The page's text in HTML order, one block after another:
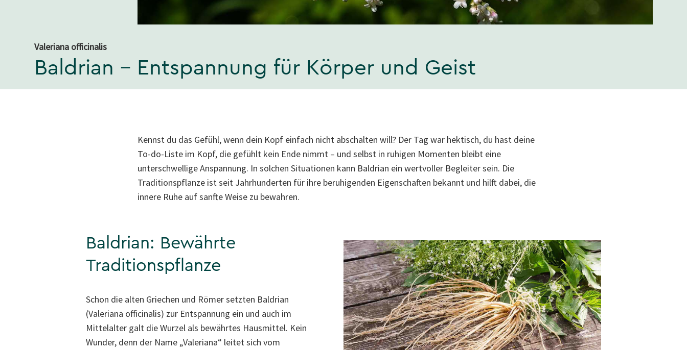
Valeriana officinalis
Baldrian – Entspannung für Körper und Geist
Kennst du das Gefühl, wenn dein Kopf einfach nicht abschalten will? Der Tag war hektisch, du hast deine
To-do-Liste im Kopf, die gefühlt kein Ende nimmt – und selbst in ruhigen Momenten bleibt eine
unterschwellige Anspannung. In solchen Situationen kann Baldrian ein wertvoller Begleiter sein. Die
Traditionspflanze ist seit Jahrhunderten für ihre beruhigenden Eigenschaften bekannt und hilft dabei, die
innere Ruhe auf sanfte Weise zu bewahren.
Baldrian: Bewährte
Traditionspflanze
Schon die alten Griechen und Römer setzten Baldrian
(Valeriana officinalis) zur Entspannung ein und auch im
Mittelalter galt die Wurzel als bewährtes Hausmittel. Kein
Wunder, denn der Name „Valeriana“ leitet sich vom